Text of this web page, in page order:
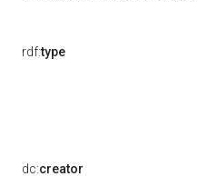
rdf:type
dc:creator